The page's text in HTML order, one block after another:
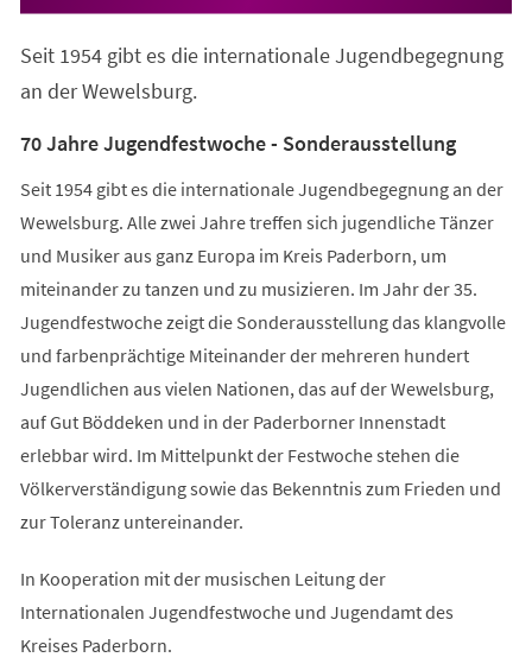
Seit 1954 gibt es die internationale Jugendbegegnung
an der Wewelsburg.
70 Jahre Jugendfestwoche - Sonderausstellung
Seit 1954 gibt es die internationale Jugendbegegnung an der
Wewelsburg. Alle zwei Jahre treffen sich jugendliche Tänzer
und Musiker aus ganz Europa im Kreis Paderborn, um
miteinander zu tanzen und zu musizieren. Im Jahr der 35.
Jugendfestwoche zeigt die Sonderausstellung das klangvolle
und farbenprächtige Miteinander der mehreren hundert
Jugendlichen aus vielen Nationen, das auf der Wewelsburg,
auf Gut Böddeken und in der Paderborner Innenstadt
erlebbar wird. Im Mittelpunkt der Festwoche stehen die
Völkerverständigung sowie das Bekenntnis zum Frieden und
zur Toleranz untereinander.
In Kooperation mit der musischen Leitung der
Internationalen Jugendfestwoche und Jugendamt des
Kreises Paderborn.